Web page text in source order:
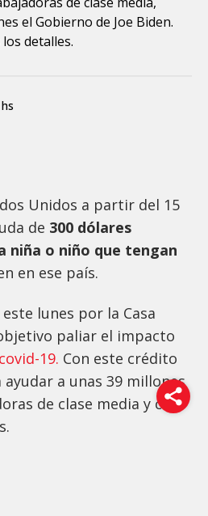
el Gobierno de Joe Biden.
detalles.
Unidos a partir del 15
de 300 dólares
niña o niño que tengan
en ese país.
lunes por la Casa
paliar el impacto
19. Con este crédito
a unas 39 millones
de clase media y con